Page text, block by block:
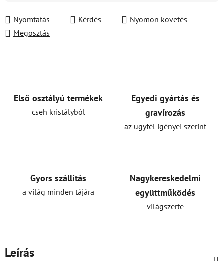
Nyomtatás
Kérdés
Nyomon követés
Megosztás
Első osztályú termékek
cseh kristályból
Egyedi gyártás és
gravírozás
az ügyfél igényei szerint
Gyors szállítás
a világ minden tájára
Nagykereskedelmi
együttműködés
világszerte
Leírás